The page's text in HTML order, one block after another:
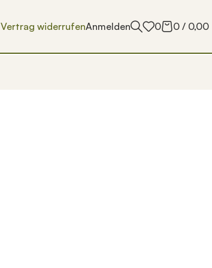
Vertrag widerrufenAnmelden 0 0 / 0,00